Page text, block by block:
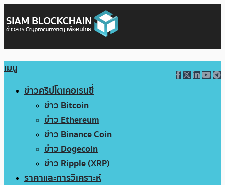
เมนู
ข่าวคริปโตเคอเรนซี่
ข่าว Bitcoin
ข่าว Ethereum
ข่าว Binance Coin
ข่าว Dogecoin
ข่าว Ripple (XRP)
ราคาและการวิเคราะห์